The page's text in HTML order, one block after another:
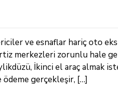
ve esnaflar hariç oto
merkezleri zorunlu hale
İkinci el araç almak
ödeme gerçekleşir, […]